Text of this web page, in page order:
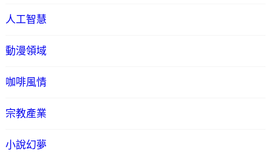
人工智慧
動漫領域
咖啡風情
宗教產業
小說幻夢